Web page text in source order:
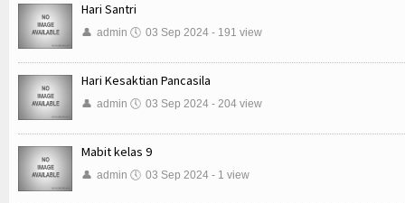
Hari Santri
👤 admin 🕔 03 Sep 2024 - 191 view
Hari Kesaktian Pancasila
👤 admin 🕔 03 Sep 2024 - 204 view
Mabit kelas 9
👤 admin 🕔 03 Sep 2024 - 1 view